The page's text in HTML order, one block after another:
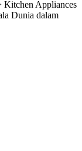
Kitchen Appliances
Dunia dalam